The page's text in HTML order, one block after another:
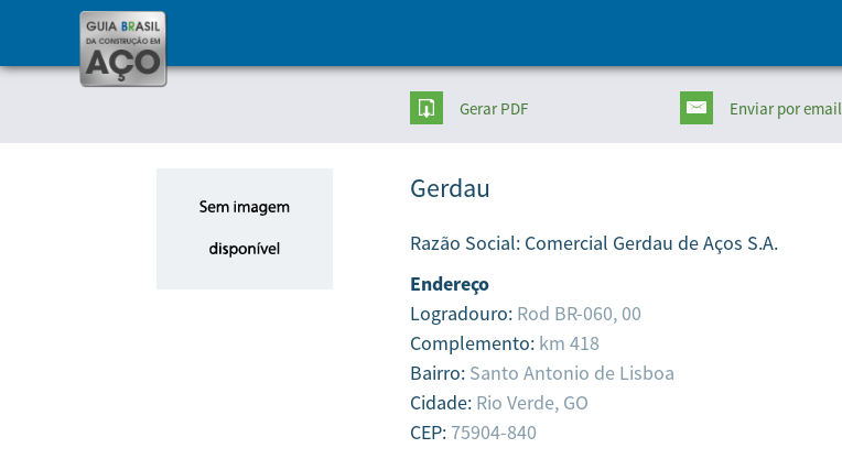
Gerar PDF Enviarpor email
Gerdau
Razão Social: Comercial Gerdau de Aços S.A.
Endereço
Logradouro: Rod BR-060, 00
Complemento: km 418
Bairro: Santo Antonio de Lisboa
Cidade: Rio Verde, GO
CEP:75904-840